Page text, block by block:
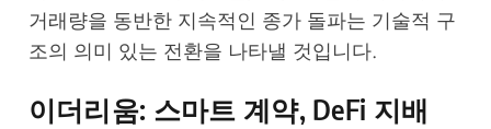
거래량을 동반한 지속적인 종가 돌파는 기술적 구
조의 의미 있는 전환을 나타낼 것입니다.
이더리움: 스마트 계약, DeFi 지배